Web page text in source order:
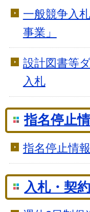
一般競争入
事業」
設計図書等
入札
指名停止
指名停止情報
入札・契